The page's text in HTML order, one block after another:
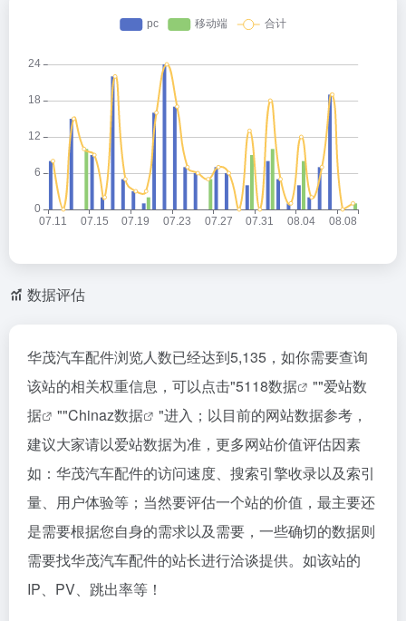
数据评估
华茂汽车配件浏览人数已经达到5,135，如你需要查询
该站的相关权重信息，可以点击"5118数据 ""爱站数
据
""Chinaz数据
"进入；以目前的网站数据参考，
建议大家请以爱站数据为准，更多网站价值评估因素
如：华茂汽车配件的访问速度、搜索引擎收录以及索引
量、用户体验等；当然要评估一个站的价值，最主要还
是需要根据您自身的需求以及需要，一些确切的数据则
需要找华茂汽车配件的站长进行洽谈提供。如该站的
IP、PV、跳出率等！